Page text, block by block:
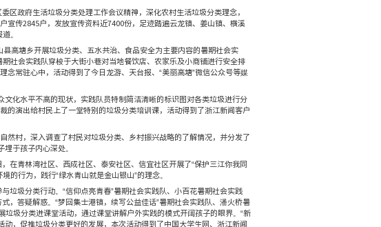
风文明 美丽浙江 万里学子暑期社会实践之三
发布者：魏苗婷
题，50余支校级重点团队奔赴省内外开展了形式多样的实践活动。“五彩实践”
层参与美丽乡村建设，在社会实践这门“第二课堂”中将假期“玩”出新火花，
出队伍帮扶农村，形成绿色发展方式和生活方式，建设宁波美丽新农村。
九大报告中提出的建设生态文明是中华民族永续发展的千年大计，积极探
污染防治攻坚战的迫切要求，积极响应鄞州区委区政府生活垃圾分类处理
愿者组织的85名同学，在10天的时间里，走访入户宣传
美丽乡村建设。活动受到宁波日报的关注与报道。